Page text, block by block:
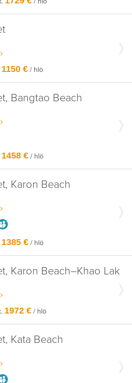
1150 € / hlö
Bangtao Beach
PERHEELLE
1458 € / hlö
Karon Beach
PERHEELLE
OLOON
1385 € / hlö
Karon Beach–Khao Lak
1972 € / hlö
Kata Beach
PERHEELLE
OLOON